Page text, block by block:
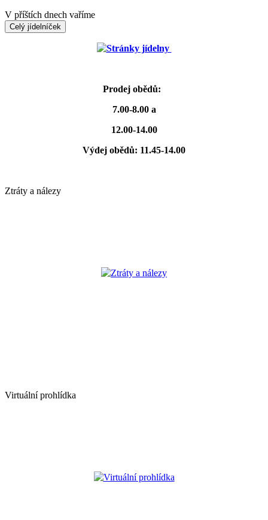
V příštích dnech vaříme
Celý jídelníček
Stránky jídelny
Prodej obědů:
7.00-8.00 a
12.00-14.00
Výdej obědů: 11.45-14.00
Ztráty a nálezy
Ztráty a nálezy
Virtuální prohlídka
Virtuální prohlídka